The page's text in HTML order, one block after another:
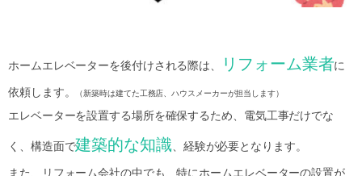
ホームエレベーターを後付けされる際は、 リフォーム業者に
依頼します。 （新築時は建てた工務店、ハウスメーカーが担当します）
エレベーターを設置する場所を確保するため、電気工事だけでな
く、構造面で建築的な知識 、経験が必要となります。
また、リフォーム会社の中でも、特にホームエレベーターの設置が